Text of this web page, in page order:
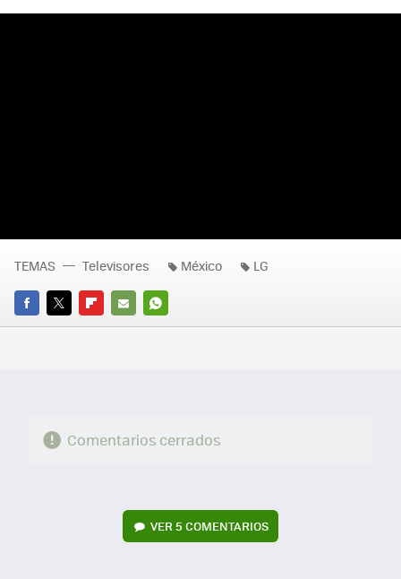
FACEBOOK
TWITTERFLIPBOARD
E-
WHATSAPP
TEMAS Televisores México LG
Comentarios cerrados
VER5 COMENTARIOS